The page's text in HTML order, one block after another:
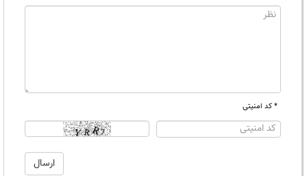
* کد امنیتی